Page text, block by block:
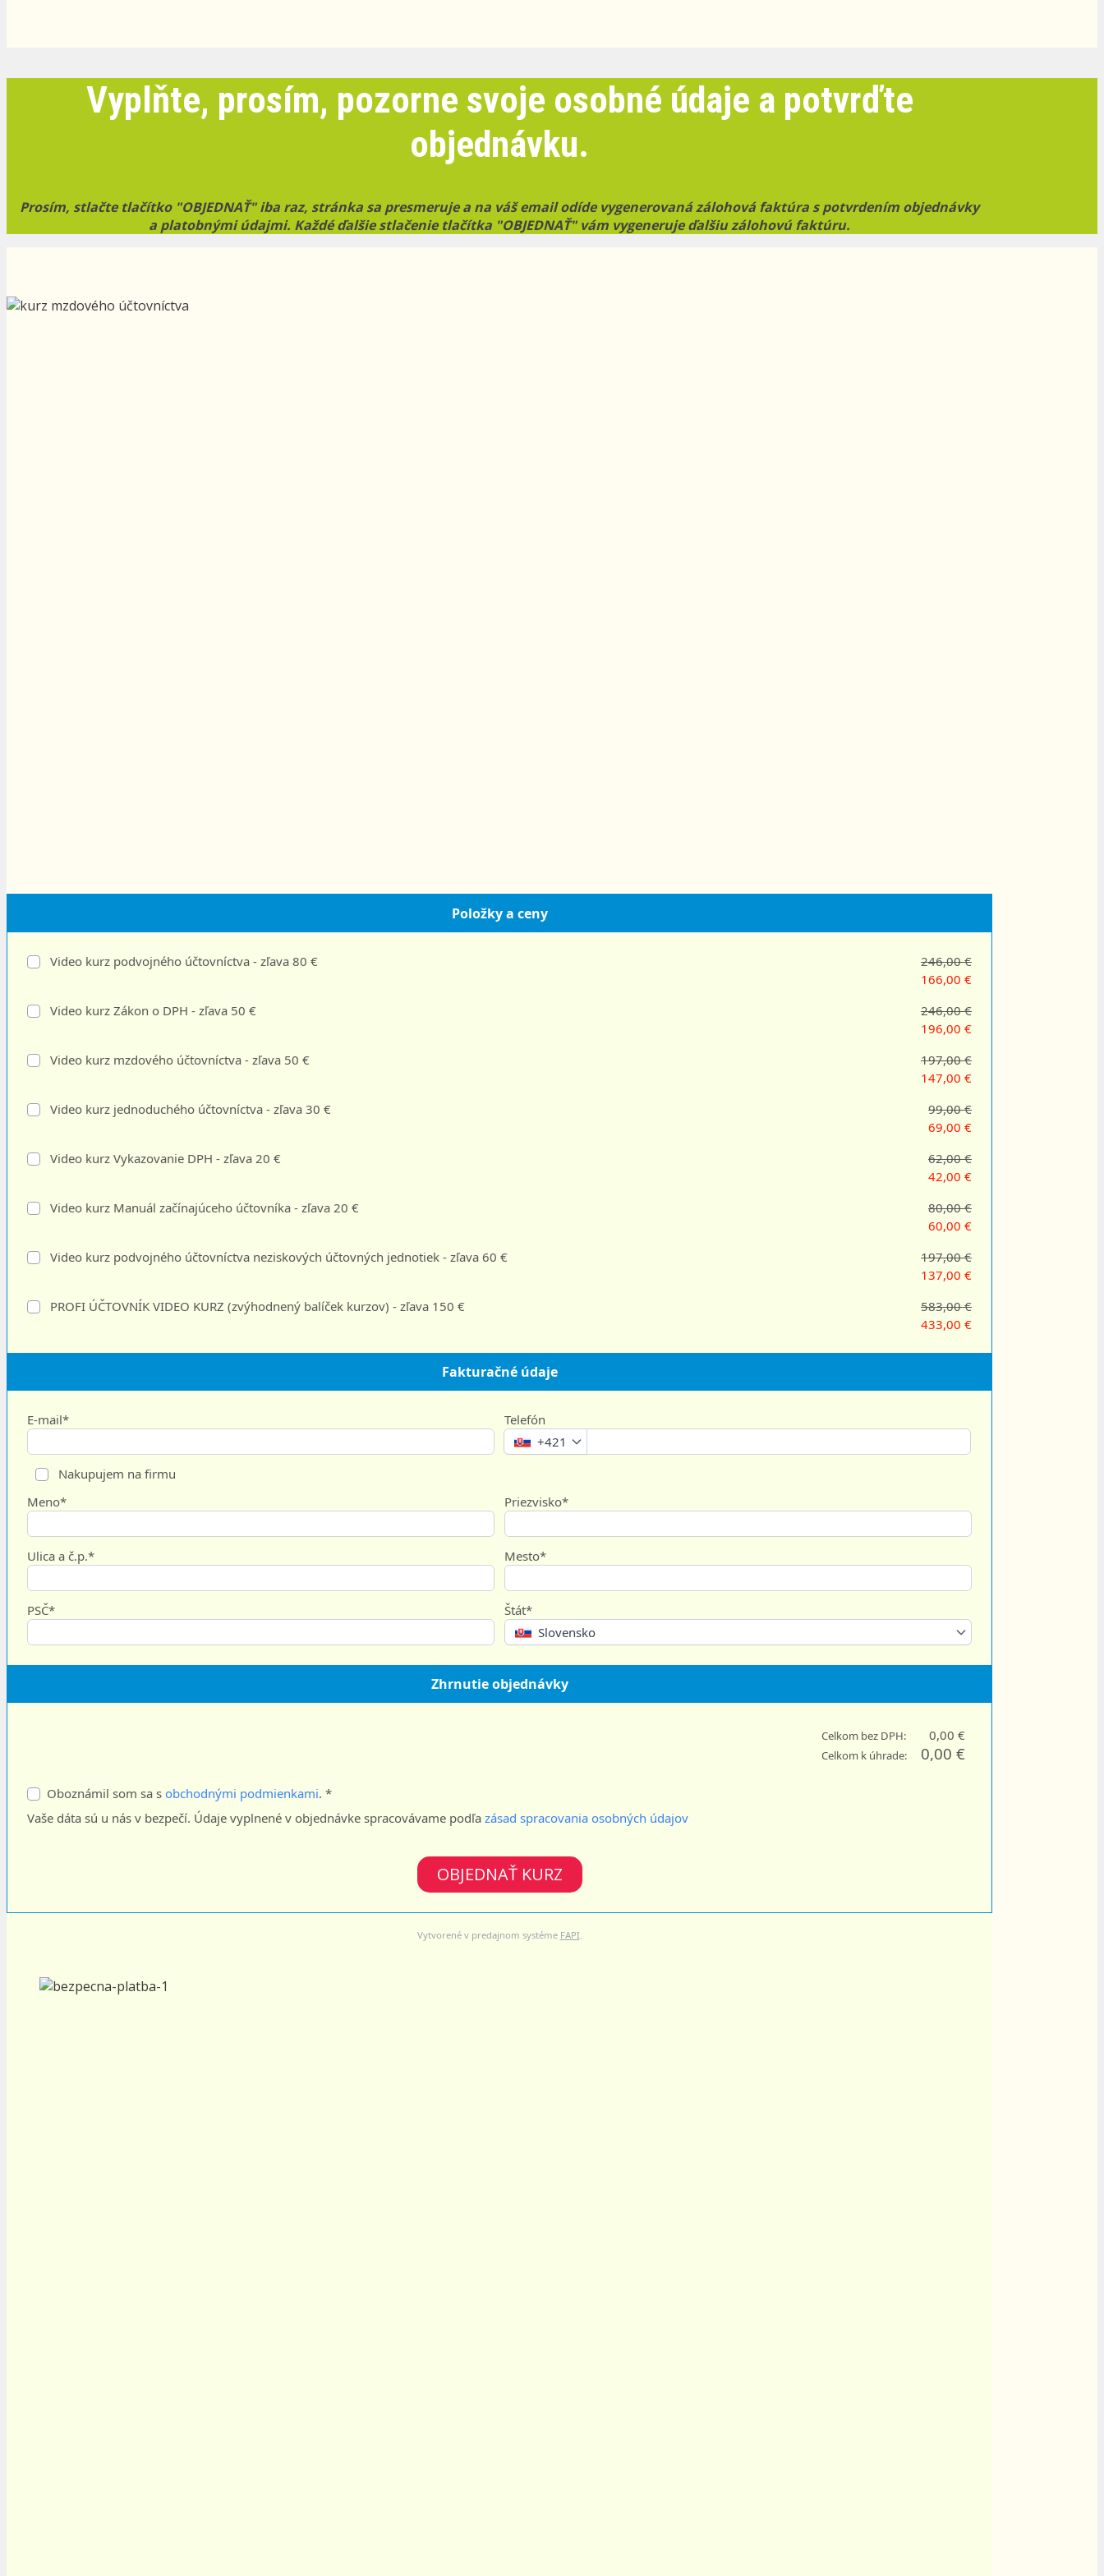
Vyplňte, prosím, pozorne svoje osobné údaje a potvrďte
objednávku.
Prosím, stlačte tlačítko "OBJEDNAŤ" iba raz, stránka sa presmeruje a na váš email odíde vygenerovaná zálohová faktúra s potvrdením objednávky
a platobnými údajmi. Každé ďalšie stlačenie tlačítka "OBJEDNAŤ" vám vygeneruje ďalšiu zálohovú faktúru.
Položky a ceny
Video kurz podvojného účtovníctva - zľava 80 €
246,00 €
166,00 €
Video kurz Zákon o DPH - zľava 50 €
246,00 €
196,00 €
Video kurz mzdového účtovníctva - zľava 50 €
197,00 €
147,00 €
Video kurz jednoduchého účtovníctva - zľava 30 €
99,00 €
69,00 €
Video kurz Vykazovanie DPH - zľava 20 €
62,00 €
42,00 €
Video kurz Manuál začínajúceho účtovníka - zľava 20 €
80,00 €
60,00 €
Video kurz podvojného účtovníctva neziskových účtovných jednotiek - zľava 60 €
197,00 €
137,00 €
PROFI ÚČTOVNÍK VIDEO KURZ (zvýhodnený balíček kurzov) - zľava 150 €
583,00 €
433,00 €
Fakturačné údaje
E-mail*
Telefón
+421
Nakupujem na firmu
Meno*
Priezvisko*
Ulica a č.p.* Mesto*
PSČ*
Štát*
Slovensko
Zhrnutie objednávky
Celkom bez DPH: 0,00 €
Celkom k úhrade: 0,00 €
Oboznámil som sa s obchodnými podmienkami. *
Vaše dáta sú u nás v bezpečí. Údaje vyplnené v objednávke spracovávame podľa zásad spracovania osobných údajov
OBJEDNAŤ KURZ
Vytvorené v predajnom systéme FAPI